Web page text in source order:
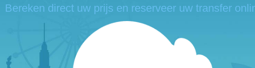
Bereken direct uw prijs en reserveer uw transfer